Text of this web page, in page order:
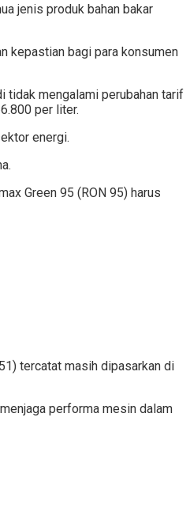
jenis produk bahan bakar
kepastian bagi para konsumen
tidak mengalami perubahan tarif
per liter.
energi.
Green 95 (RON 95) harus
tercatat masih dipasarkan di
performa mesin dalam